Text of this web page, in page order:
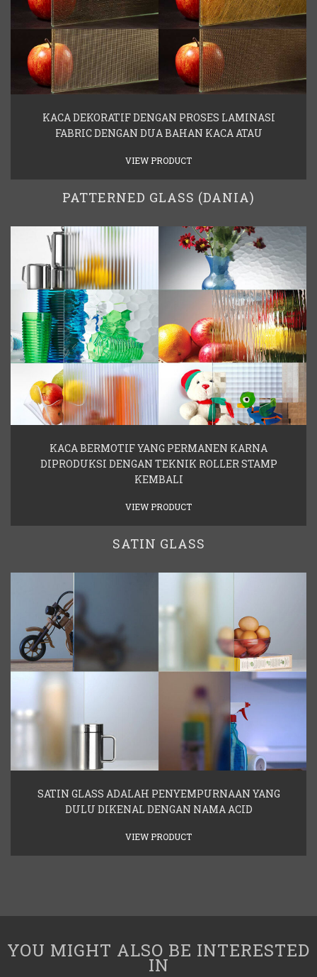
KACA DEKORATIF DENGAN PROSES LAMINASI
FABRIC DENGAN DUA BAHAN KACA ATAU
VIEW PRODUCT
PATTERNED GLASS (DANIA)
KACA BERMOTIF YANG PERMANEN KARNA
DIPRODUKSI DENGAN TEKNIK ROLLER STAMP
KEMBALI
VIEW PRODUCT
SATIN GLASS
SATIN GLASS ADALAH PENYEMPURNAAN YANG
DULU DIKENAL DENGAN NAMA ACID
VIEW PRODUCT
YOU MIGHT ALSO BE INTERESTED
IN